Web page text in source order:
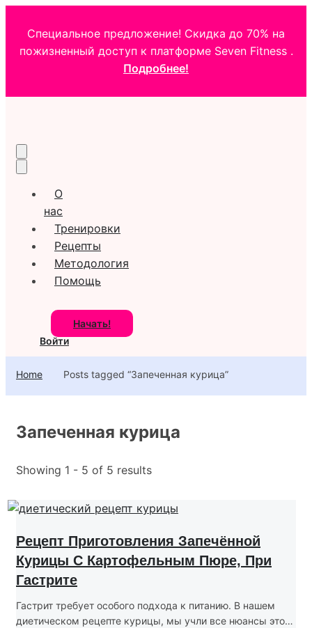
Специальное предложение! Скидка до 70% на
пожизненный доступ к платформе Seven Fitness .
Подробнее!
О
нас
Тренировки
Рецепты
Методология
Помощь
Начать!
Войти
Home Posts tagged “Запеченная курица”
Запеченная курица
Showing 1 - 5 of 5 results
Рецепт Приготовления Запечённой
Курицы С Картофельным Пюре, При
Гастрите
Гастрит требует особого подхода к питанию. В нашем
диетическом рецепте курицы, мы учли все нюансы этого